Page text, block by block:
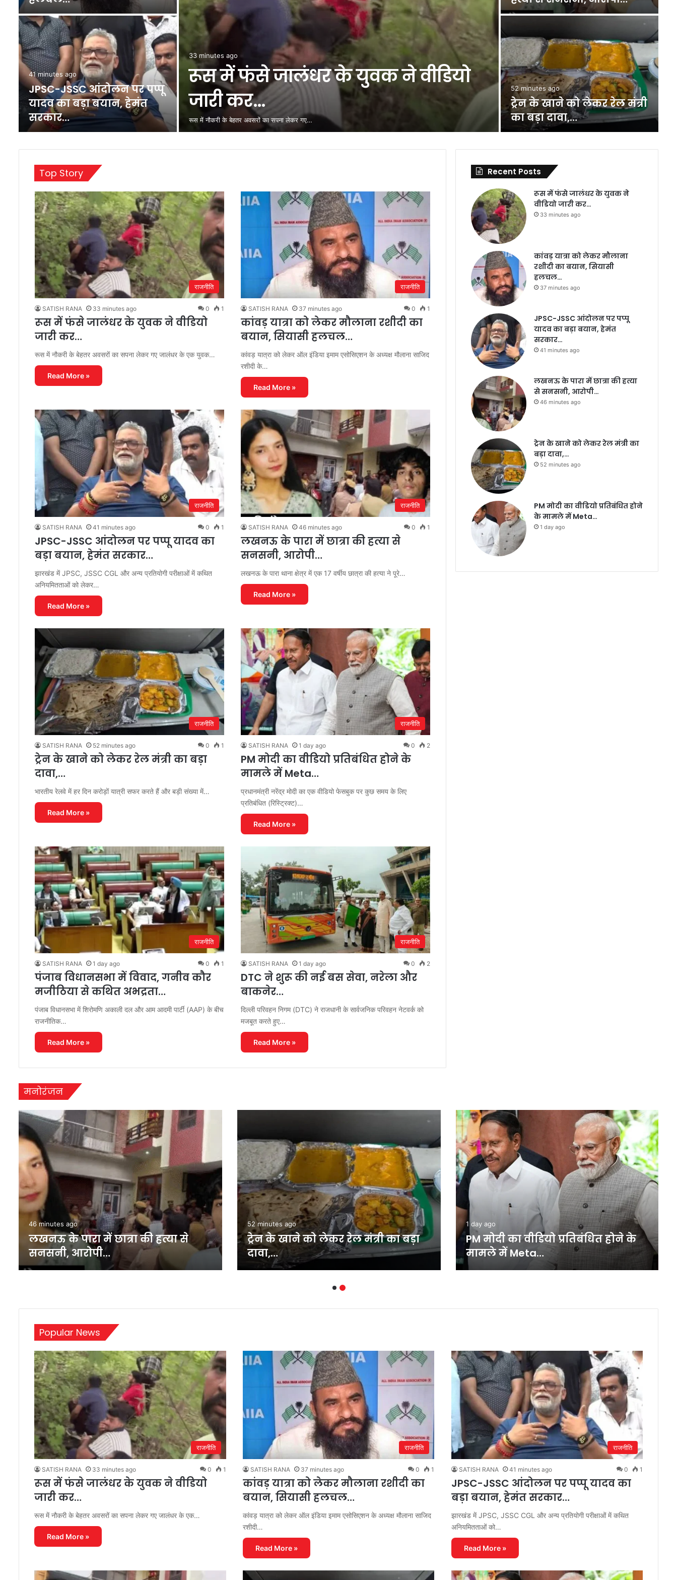
33 minutes ago
रूस में फंसे जालंधर के युवक ने वीडियो
जारी कर…
रूस में नौकरी के बेहतर अवसरों का सपना लेकर गए…
41 minutes ago
JPSC-JSSC आंदोलन पर पप्पू
यादव का बड़ा बयान, हेमंत
सरकार…
52 minutes ago
ट्रेन के खाने को लेकर रेल मंत्री
का बड़ा दावा,…
Top Story
राजनीति
SATISH RANA 33 minutes ago 0 1
रूस में फंसे जालंधर के युवक ने वीडियो
जारी कर…
रूस में नौकरी के बेहतर अवसरों का सपना लेकर गए जालंधर के एक युवक…
Read More »
राजनीति
SATISH RANA 37 minutes ago 0 1
कांवड़ यात्रा को लेकर मौलाना रशीदी का
बयान, सियासी हलचल…
कांवड़ यात्रा को लेकर ऑल इंडिया इमाम एसोसिएशन के अध्यक्ष मौलाना साजिद
रशीदी के…
Read More »
राजनीति
SATISH RANA 41 minutes ago 0 1
JPSC-JSSC आंदोलन पर पप्पू यादव का
बड़ा बयान, हेमंत सरकार…
झारखंड में JPSC, JSSC CGL और अन्य प्रतियोगी परीक्षाओं में कथित
अनियमितताओं को लेकर…
Read More »
राजनीति
SATISH RANA 46 minutes ago 0 1
लखनऊ के पारा में छात्रा की हत्या से
सनसनी, आरोपी…
लखनऊ के पारा थाना क्षेत्र में एक 17 वर्षीय छात्रा की हत्या ने पूरे…
Read More »
राजनीति
SATISH RANA 52 minutes ago 0 1
ट्रेन के खाने को लेकर रेल मंत्री का बड़ा
दावा,…
भारतीय रेलवे में हर दिन करोड़ों यात्री सफर करते हैं और बड़ी संख्या में…
Read More »
राजनीति
SATISH RANA 1 day ago 0 2
PM मोदी का वीडियो प्रतिबंधित होने के
मामले में Meta…
प्रधानमंत्री नरेंद्र मोदी का एक वीडियो फेसबुक पर कुछ समय के लिए
प्रतिबंधित (रिस्ट्रिक्ट)…
Read More »
राजनीति
SATISH RANA 1 day ago 0 1
पंजाब विधानसभा में विवाद, गनीव कौर
मजीठिया से कथित अभद्रता…
पंजाब विधानसभा में शिरोमणि अकाली दल और आम आदमी पार्टी (AAP) के बीच
राजनीतिक…
Read More »
राजनीति
SATISH RANA 1 day ago 0 2
DTC ने शुरू की नई बस सेवा, नरेला और
बाकनेर…
दिल्ली परिवहन निगम (DTC) ने राजधानी के सार्वजनिक परिवहन नेटवर्क को
मजबूत करते हुए…
Read More »
Recent Posts
रूस में फंसे जालंधर के युवक ने
वीडियो जारी कर…
33 minutes ago
कांवड़ यात्रा को लेकर मौलाना
रशीदी का बयान, सियासी
हलचल…
37 minutes ago
JPSC-JSSC आंदोलन पर पप्पू
यादव का बड़ा बयान, हेमंत
सरकार…
41 minutes ago
लखनऊ के पारा में छात्रा की हत्या
से सनसनी, आरोपी…
46 minutes ago
ट्रेन के खाने को लेकर रेल मंत्री का
बड़ा दावा,…
52 minutes ago
PM मोदी का वीडियो प्रतिबंधित होने
के मामले में Meta…
1 day ago
मनोरंजन
33 minutes ago
रूस में फंसे जालंधर के युवक ने वीडियो
जारी कर…
37 minutes ago
कांवड़ यात्रा को लेकर मौलाना रशीदी का
बयान, सियासी हलचल…
41 minutes ago
JPSC-JSSC आंदोलन पर पप्पू यादव का
बड़ा बयान, हेमंत सरकार…
Popular News
राजनीति
SATISH RANA 33 minutes ago 0 1
रूस में फंसे जालंधर के युवक ने वीडियो
जारी कर…
रूस में नौकरी के बेहतर अवसरों का सपना लेकर गए जालंधर के एक…
Read More »
राजनीति
SATISH RANA 37 minutes ago 0 1
कांवड़ यात्रा को लेकर मौलाना रशीदी का
बयान, सियासी हलचल…
कांवड़ यात्रा को लेकर ऑल इंडिया इमाम एसोसिएशन के अध्यक्ष मौलाना साजिद
रशीदी…
Read More »
राजनीति
SATISH RANA 41 minutes ago 0 1
JPSC-JSSC आंदोलन पर पप्पू यादव का
बड़ा बयान, हेमंत सरकार…
झारखंड में JPSC, JSSC CGL और अन्य प्रतियोगी परीक्षाओं में कथित
अनियमितताओं को…
Read More »